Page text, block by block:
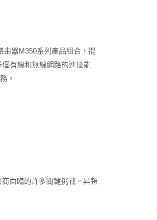
器M350系列產品組合，提
有線和無線網路的連接能
。
面臨的許多關鍵挑戰。昇頻